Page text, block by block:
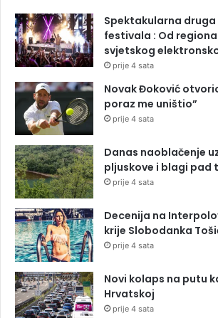
Spektakularna druga
festivala : Od
svjetskog
prije 4 sata
Novak Đoković
poraz me uništio”
prije 4 sata
Danas naoblačenje
pljuskove i blagi pad
prije 4 sata
Decenija na
krije Slobodanka
prije 4 sata
Novi kolaps na putu
Hrvatskoj
prije 4 sata